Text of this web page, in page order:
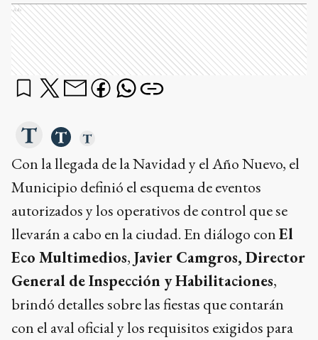
Ads
Con la llegada de la Navidad y el Año Nuevo, el
Municipio definió el esquema de eventos
autorizados y los operativos de control que se
llevarán a cabo en la ciudad. En diálogo conEl
Eco Multimedios, Javier Camgros, Director
General de Inspección y Habilitaciones,
brindó detalles sobre las fiestas que contarán
con el aval oficial y los requisitos exigidos para